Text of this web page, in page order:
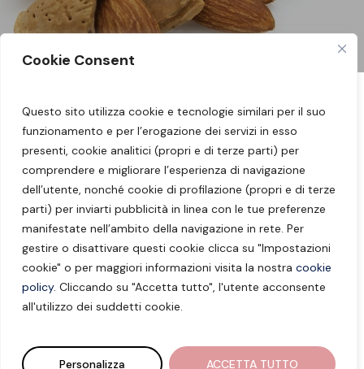
Cookie Consent
Questo sito utilizza cookie e tecnologie similari per il suo
funzionamento e per l’erogazione dei servizi in esso
presenti, cookie analitici (propri e di terze parti) per
comprendere e migliorare l’esperienza di navigazione
dell’utente, nonché cookie di profilazione (propri e di terze
parti) per inviarti pubblicità in linea con le tue preferenze
manifestate nell’ambito della navigazione in rete. Per
gestire o disattivare questi cookie clicca su "Impostazioni
cookie" o per maggiori informazioni visita la nostra cookie
policy. Cliccando su "Accetta tutto", l'utente acconsente
all'utilizzo dei suddetti cookie.
Personalizza ACCETTA TUTTO
Seguimi sui miei social: Facebook–Instagram
–YouTube
Dott.ssa Barbara Borzaga – Nutrizionista
Merano – Laives –info@barbaraborzaga.it
P.IVA: 02827380219 – Impressum– Privacy
Policy – Cookie Policy – Impostazioni Cookie
Development by9up Digital